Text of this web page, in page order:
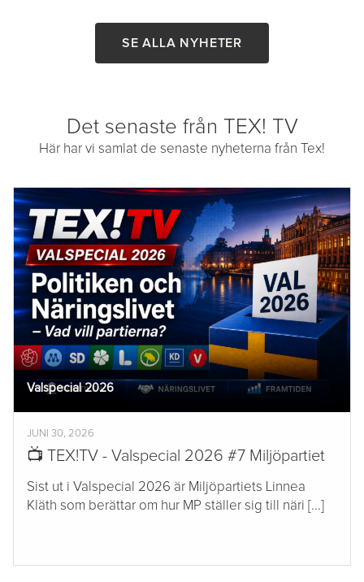
SE ALLA NYHETER
Det senaste från TEX! TV
Här har vi samlat de senaste nyheterna från Tex!
Valspecial 2026
JUNI 30, 2026
📺 TEX!TV - Valspecial 2026 #7 Miljöpartiet
Sist ut i Valspecial 2026 är Miljöpartiets Linnea
Kläth som berättar om hur MP ställer sig till näri [...]